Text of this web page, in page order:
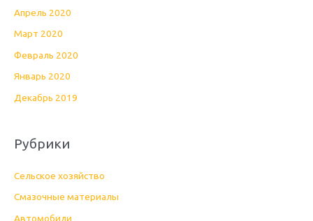
Апрель 2020
Март 2020
Февраль 2020
Январь 2020
Декабрь 2019
Рубрики
Cельское хозяйство
Cмазочные материалы
Автомобили